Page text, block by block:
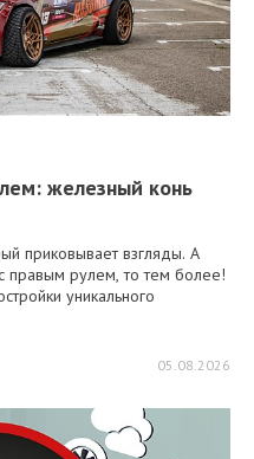
железный конь
приковывает взгляды. А
правым рулем, то тем более!
уникального
05.08.2026